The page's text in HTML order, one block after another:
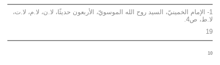
1- الإمام الخمينيّ، السيد روح الله الموسويّ، الأربعون حديثًا، لا.ن، لا.م، لا.ت،
لا.ط، ص4.
19
10